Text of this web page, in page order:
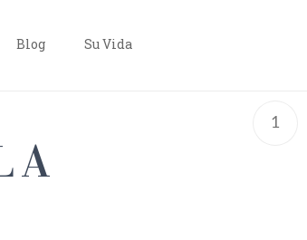
Blog Su Vida
1